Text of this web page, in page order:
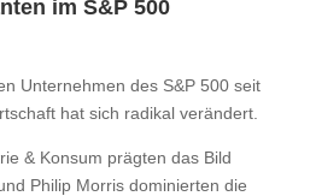
im S&P 500
Unternehmen des S&P 500 seit
hat sich radikal verändert.
& Konsum prägten das Bild
Philip Morris dominierten die